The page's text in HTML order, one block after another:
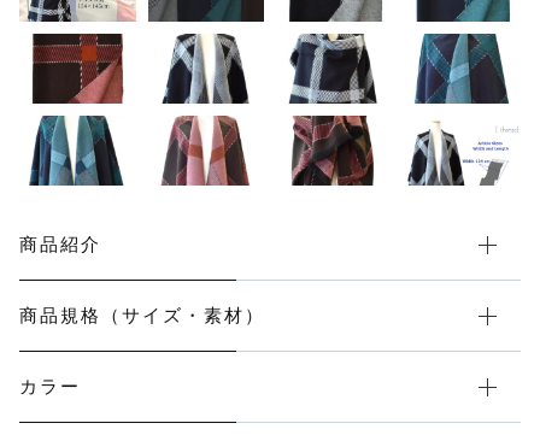
商品紹介
商品規格（サイズ・素材）
カラー
メンズ
ウェルネス＆ヘルスケア
機能性付加ストール
在庫あり セール